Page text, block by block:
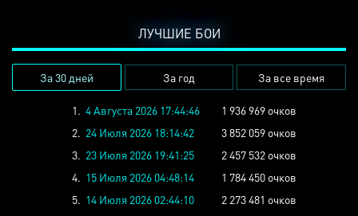
ЛУЧШИЕ БОИ
За 30 дней За год За все время
1. 4 Августа 2026 17:44:46
1 936 969 очков
2. 24 Июля 2026 18:14:42
3 852 059 очков
3. 23 Июля 2026 19:41:25
2 457 532 очков
4. 15 Июля 2026 04:48:14
1 784 450 очков
5. 14 Июля 2026 02:44:10
2 273 481 очков